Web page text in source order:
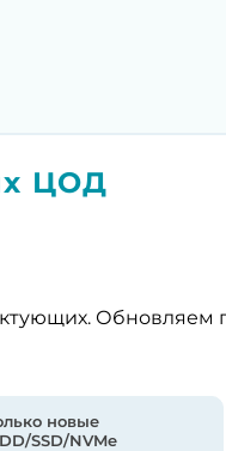
ЦОД
новые
SSD/NVMe